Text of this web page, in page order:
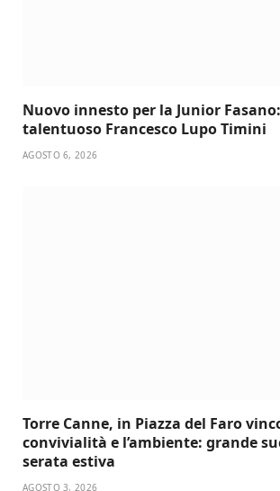
Nuovo innesto per la Junior
talentuoso Francesco Lupo Timini
AGOSTO 6, 2026
Torre Canne, in Piazza del Faro
convivialità e l’ambiente: grande
serata estiva
AGOSTO 3, 2026